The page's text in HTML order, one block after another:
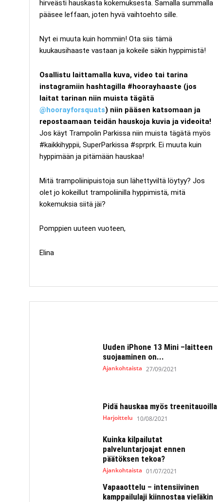
hirveästi hauskasta kokemuksesta. Samalla summalla
pääsee leffaan, joten hyvä vaihtoehto sille.
Nyt ei muuta kuin hommiin! Ota siis tämä
kuukausihaaste vastaan ja kokeile säkin hyppimistä!
Osallistu laittamalla kuva, video tai tarina
instagramiin hashtagilla #hoorayhaaste (jos
laitat tarinan niin muista tägätä
@hoorayforsquats) niin pääsen katsomaan ja
repostaamaan teidän hauskoja kuvia ja videoita!
Jos käyt Trampolin Parkissa niin muista tägätä myös
#kaikkihyppii, SuperParkissa #sprprk. Ei muuta kuin
hyppimään ja pitämään hauskaa!
Mitä trampoliinipuistoja sun lähettyviltä löytyy? Jos
olet jo kokeillut trampoliinilla hyppimistä, mitä
kokemuksia siitä jäi?
Pomppien uuteen vuoteen,
Elina
Uuden iPhone 13 Mini –laitteen
suojaaminen on...
Ajankohtaista 27/09/2021
Pidä hauskaa myös treenitauoilla
Harjoittelu 10/08/2021
Kuinka kilpailutat
palveluntarjoajat ennen
päätöksen tekoa?
Ajankohtaista 01/07/2021
Vapaaottelu – intensiivinen
kamppailulaji kiinnostaa vieläkin